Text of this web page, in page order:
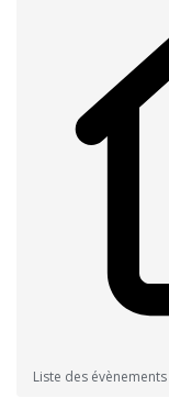
Liste des évènements